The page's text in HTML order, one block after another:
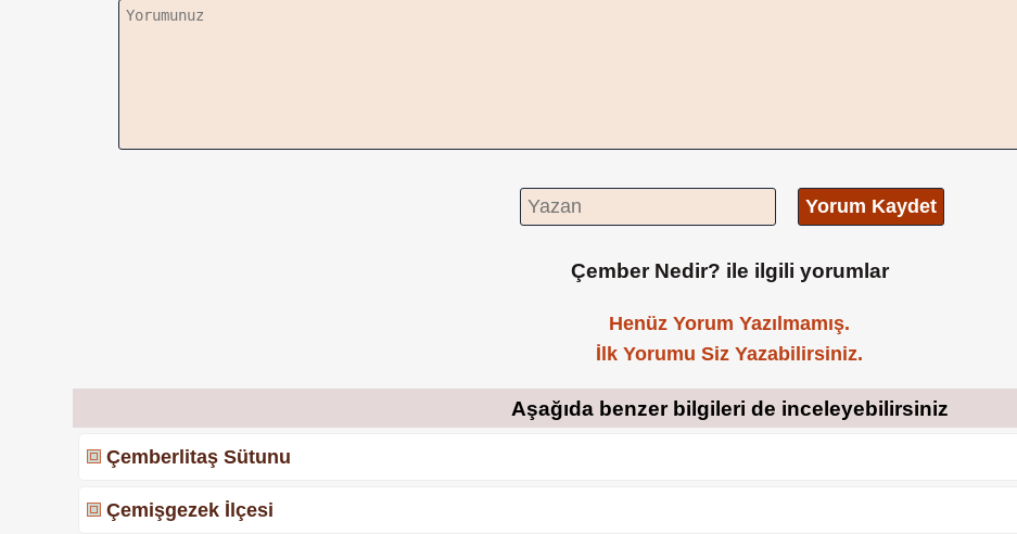
Yorum Kaydet
Çember Nedir? ile ilgili yorumlar
Henüz Yorum Yazılmamış.
İlk Yorumu Siz Yazabilirsiniz.
Aşağıda benzer bilgileri de inceleyebilirsiniz
Çemberlitaş Sütunu
Çemişgezek İlçesi